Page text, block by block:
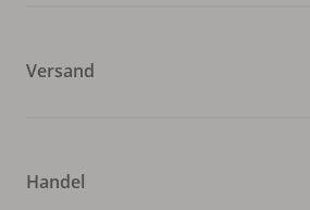
Versand
Handel